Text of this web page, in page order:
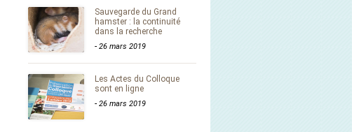
Sauvegarde du Grand
hamster : la continuité
dans la recherche
- 26 mars 2019
Les Actes du Colloque
sont en ligne
- 26 mars 2019